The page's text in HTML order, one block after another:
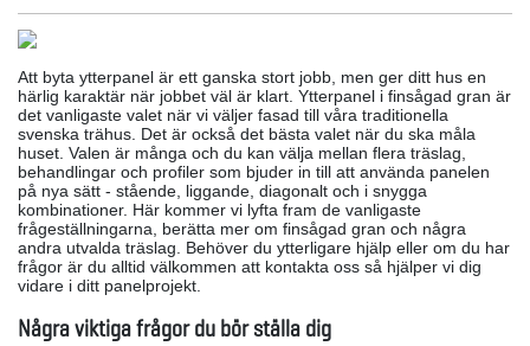
Att byta ytterpanel är ett ganska stort jobb, men ger ditt hus en
härlig karaktär när jobbet väl är klart. Ytterpanel i finsågad gran är
det vanligaste valet när vi väljer fasad till våra traditionella
svenska trähus. Det är också det bästa valet när du ska måla
huset. Valen är många och du kan välja mellan flera träslag,
behandlingar och profiler som bjuder in till att använda panelen
på nya sätt - stående, liggande, diagonalt och i snygga
kombinationer. Här kommer vi lyfta fram de vanligaste
frågeställningarna, berätta mer om finsågad gran och några
andra utvalda träslag. Behöver du ytterligare hjälp eller om du har
frågor är du alltid välkommen att kontakta oss så hjälper vi dig
vidare i ditt panelprojekt.
Några viktiga frågor du bör ställa dig